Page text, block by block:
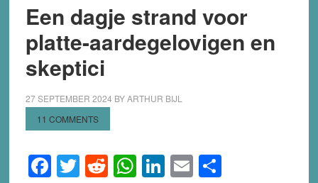
Een dagje strand voor
platte-aardegelovigen en
skeptici
27 SEPTEMBER 2024 BYARTHUR BIJL
11 COMMENTS
Facebook
Twitter
Reddit
WhatsApp
LinkedIn
EmailShare